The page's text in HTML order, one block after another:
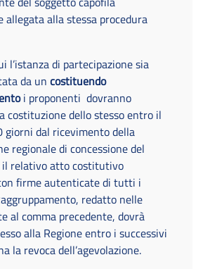
allegata alla stessa procedura
l’istanza di partecipazione sia
da un costituendo
i proponenti dovranno
costituzione dello stesso entro il
giorni dal ricevimento della
regionale di concessione del
relativo atto costitutivo
firme autenticate di tutti i
redatto nelle
al comma precedente, dovrà
alla Regione entro i successivi
la revoca dell’agevolazione.